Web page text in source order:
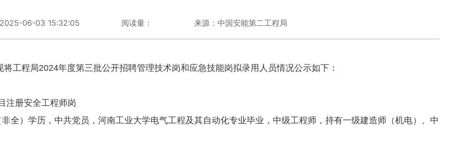
06-03 15:32:05 阅读量： 来源：中国安能第二工程局
工程局2024年度第三批公开招聘管理技术岗和应急技能岗拟录用人员情况公示如下：
注册安全工程师岗
全）学历，中共党员，河南工业大学电气工程及其自动化专业毕业，中级工程师，持有一级建造师（机电）、中